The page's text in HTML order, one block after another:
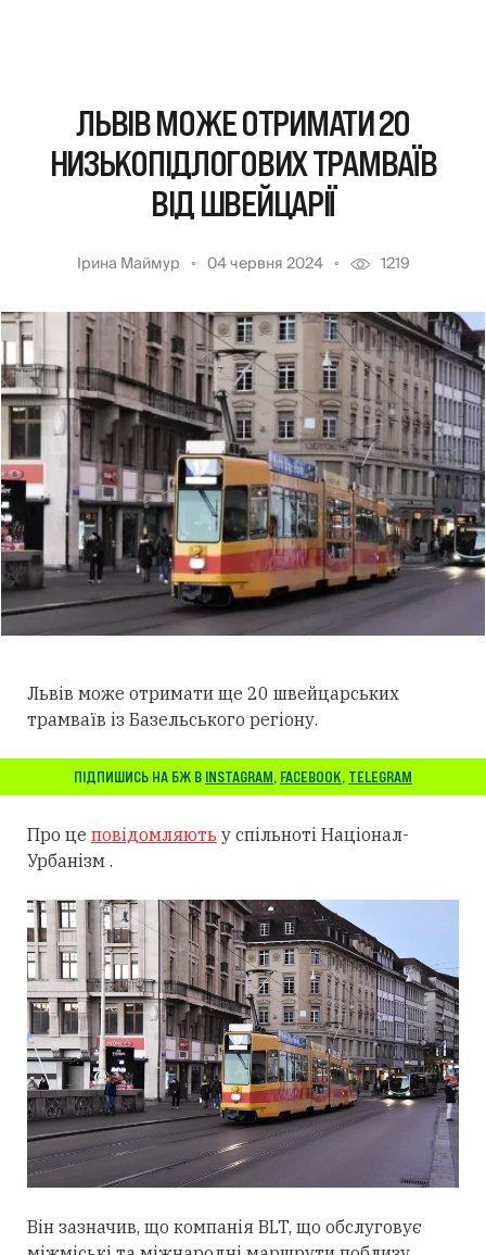
ЛЬВІВ МОЖЕ ОТРИМАТИ 20
НИЗЬКОПІДЛОГОВИХ ТРАМВАЇВ
ВІД ШВЕЙЦАРІЇ
Ірина Маймур 04 червня 2024 1219
Львів може отримати ще 20 швейцарських
трамваїв із Базельського регіону.
ПІДПИШИСЬ НА БЖ В INSTAGRAM, FACEBOOK, TELEGRAM
Про це повідомляють у спільноті Націонал-
Урбанізм .
Він зазначив, що компанія BLT, що обслуговує